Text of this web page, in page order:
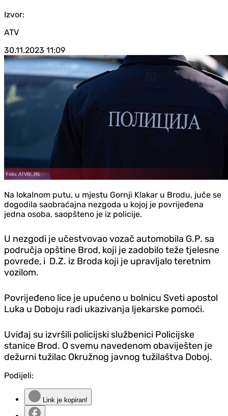
Izvor:
ATV
30.11.2023 11:09
Na lokalnom putu, u mjestu Gornji Klakar u Brodu, juče se
dogodila saobraćajna nezgoda u kojoj je povrijeđena
jedna osoba, saopšteno je iz policije.
U nezgodi je učestvovao vozač automobila G.P. sa
područja opštine Brod, koji je zadobilo teže tjelesne
povrede, i D.Z. iz Broda koji je upravljalo teretnim
vozilom.
Povrijeđeno lice je upućeno u bolnicu Sveti apostol
Luka u Doboju radi ukazivanja ljekarske pomoći.
Uviđaj su izvršili policijski službenici Policijske
stanice Brod. O svemu navedenom obaviješten je
dežurni tužilac Okružnog javnog tužilaštva Doboj.
Podijeli:
Link je kopiran!